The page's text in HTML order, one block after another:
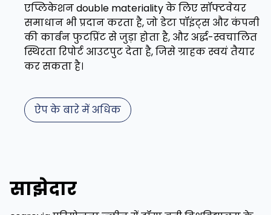
एप्लिकेशन double materiality के लिए सॉफ्टवेयर
समाधान भी प्रदान करता है, जो डेटा पॉइंट्स और कंपनी
की कार्बन फुटप्रिंट से जुड़ा होता है, और अर्द्ध-स्वचालित
स्थिरता रिपोर्ट आउटपुट देता है, जिसे ग्राहक स्वयं तैयार
कर सकता है।
ऐप के बारे में अधिक
साझेदार